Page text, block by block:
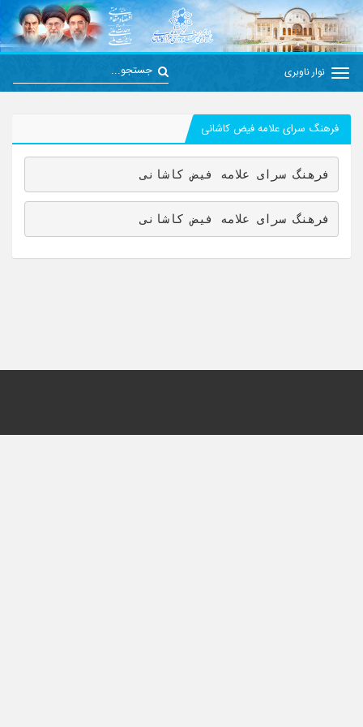
نوار ناوبری
فرهنگ سرای علامه فیض کاشانی
فرهنگ سرای علامه فیض کاشانی
فرهنگ سرای علامه فیض کاشانی